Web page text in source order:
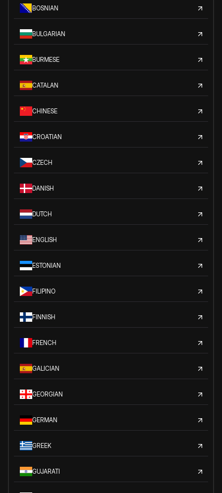
BOSNIAN
BULGARIAN
BURMESE
CATALAN
CHINESE
CROATIAN
CZECH
DANISH
DUTCH
ENGLISH
ESTONIAN
FILIPINO
FINNISH
FRENCH
GALICIAN
GEORGIAN
GERMAN
GREEK
GUJARATI